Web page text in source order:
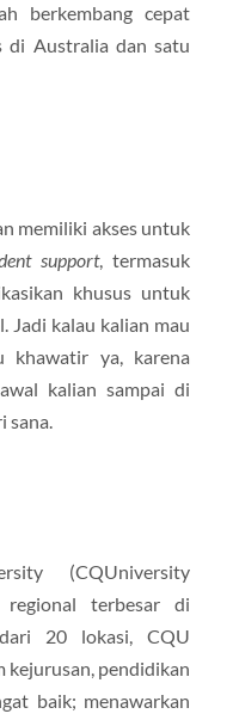
berkembang cepat
di Australia dan satu
memiliki akses untuk
support, termasuk
khusus untuk
Jadi kalau kalian mau
ya, karena
kalian sampai di
sana.
(CQUniversity
regional terbesar di
20 lokasi, CQU
kejurusan, pendidikan
baik; menawarkan